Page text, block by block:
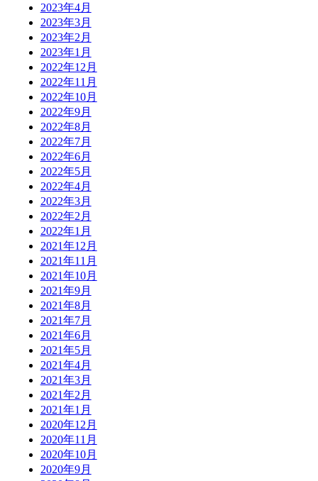
2023年4月
2023年3月
2023年2月
2023年1月
2022年12月
2022年11月
2022年10月
2022年9月
2022年8月
2022年7月
2022年6月
2022年5月
2022年4月
2022年3月
2022年2月
2022年1月
2021年12月
2021年11月
2021年10月
2021年9月
2021年8月
2021年7月
2021年6月
2021年5月
2021年4月
2021年3月
2021年2月
2021年1月
2020年12月
2020年11月
2020年10月
2020年9月